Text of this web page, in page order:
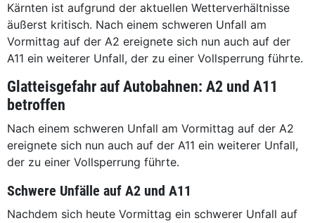
Kärnten ist aufgrund der aktuellen Wetterverhältnisse
äußerst kritisch. Nach einem schweren Unfall am
Vormittag auf der A2 ereignete sich nun auch auf der
A11 ein weiterer Unfall, der zu einer Vollsperrung führte.
Glatteisgefahr auf Autobahnen: A2 und A11
betroffen
Nach einem schweren Unfall am Vormittag auf der A2
ereignete sich nun auch auf der A11 ein weiterer Unfall,
der zu einer Vollsperrung führte.
Schwere Unfälle auf A2 und A11
Nachdem sich heute Vormittag ein schwerer Unfall auf